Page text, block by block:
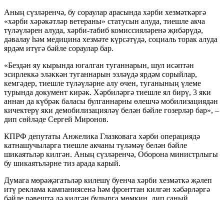
Аның сүзләренчә, бу сораулар арасында хәрби хезмәткәргә
«хәрби хәрәкәтләр ветераны» статусын алуда, тиешле акча
түләүләрен алуда, хәрби-табиб комиссияләренә җибәрүдә,
дәвалау һәм медицина хезмәте күрсәтүдә, социаль торак алуда
ярдәм итүгә бәйле сораулар бар.
«Бездән яу кырында югалган туганнарын, шул исәптән
эсирлеккә эләккән туганнарын эзләүдә ярдәм сорыйлар,
кемгәдер, тиешле түләүләрне алу өчен, туганының үлеме
турында документ кирәк. Хәрбиләргә тиешле ял бирү, 3 яки
аннан да күбрәк баласы булганнарны өлешчә мобилизациядән
кичектерү яки демобилизацияләү белән бәйле гозерләр бар», –
дип сөйләде Сергей Миронов.
КПРФ депутаты Анжелика Глазковага хәрби операциядә
катнашучыларга тиешле акчаны түләмәү белән бәйле
шикаятьләр килгән. Аның сүзләренчә, Оборона министрлыгы
бу шикаятьләрне тиз арада карый.
Думага мөрәҗәгатьләр килешү буенча хәрби хезмәткә җәлеп
итү реклама кампаниясенә һәм фронттан килгән хәбәрләргә
бәйле рәвештә дә килгән булырга мөмкин, дип саный